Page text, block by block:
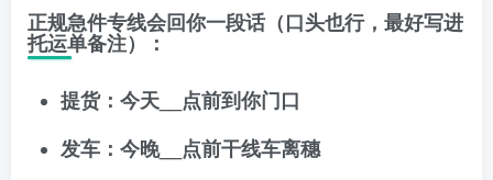
正规急件专线会回你一段话（口头也行，最好写进
托运单备注）：
提货：今天__点前到你门口
发车：今晚__点前干线车离穗